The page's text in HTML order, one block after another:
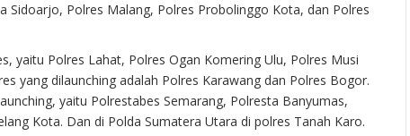
Sidoarjo, Polres Malang, Polres Probolinggo Kota, dan Polres
yaitu Polres Lahat, Polres Ogan Komering Ulu, Polres Musi
yang dilaunching adalah Polres Karawang dan Polres Bogor.
yaitu Polrestabes Semarang, Polresta Banyumas,
Kota. Dan di Polda Sumatera Utara di polres Tanah Karo.